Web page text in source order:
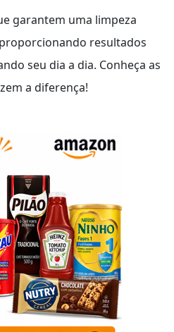
garantem uma limpeza
resultados
seu dia a dia. Conheça as
a diferença!